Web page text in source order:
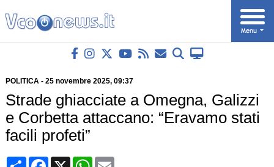
POLITICA- 25 novembre 2025, 09:37
Strade ghiacciate a Omegna, Galizzi
e Corbetta attaccano: “Eravamo stati
facili profeti”
CondividiFacebook
X WhatsApp
Email